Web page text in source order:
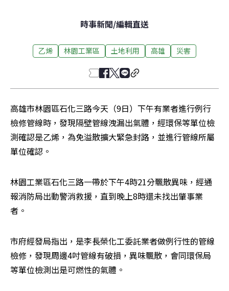
時事新聞/編輯直送
乙烯 林園工業區 土地利用 高雄 災害
高雄市林園區石化三路今天（9日）下午有業者進行例行
檢修管線時，發現隔壁管線洩漏出氣體，經環保等單位檢
測確認是乙烯，為免溢散擴大緊急封路，並進行管線所屬
單位確認。
林園工業區石化三路一帶於下午4時21分飄散異味，經通
報消防局出動警消救援，直到晚上8時還未找出肇事業
者。
市府經發局指出，是李長榮化工委託業者做例行性的管線
檢修，發現周邊4吋管線有破損，異味飄散，會同環保局
等單位檢測出是可燃性的氣體。